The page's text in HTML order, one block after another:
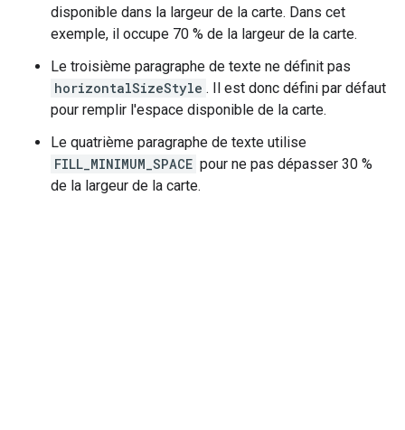
disponible dans la largeur de la carte. Dans cet
exemple, il occupe 70 % de la largeur de la carte.
Le troisième paragraphe de texte ne définit pas
horizontalSizeStyle . Il est donc défini par défaut
pour remplir l'espace disponible de la carte.
Le quatrième paragraphe de texte utilise
FILL_MINIMUM_SPACE pour ne pas dépasser 30 %
de la largeur de la carte.